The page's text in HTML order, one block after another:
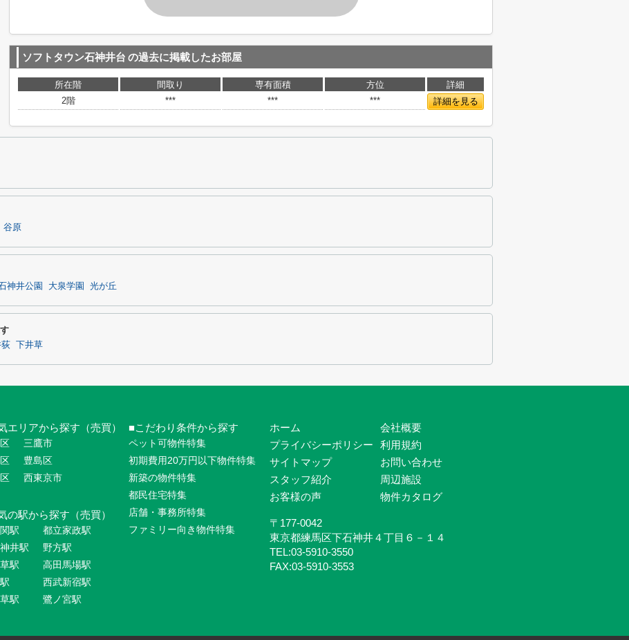
ソフトタウン石神井台 の過去に掲載したお部屋
所在階 間取り 専有面積 方位
詳細
2階
*** *** *** 詳細を見る
谷原
神井公園 大泉学園 光が丘
下井草
エリアから探す（売買）
三鷹市
豊島区
西東京市
の駅から探す（売買）
駅
神井駅
草駅
駅
都立家政駅
野方駅
高田馬場駅
西武新宿駅
鷺ノ宮駅
こだわり条件から探す
ペット可物件特集
初期費用20万円以下物件特集
新築の物件特集
都民住宅特集
店舗・事務所特集
ファミリー向き物件特集
ホーム
会社概要
プライバシーポリシー
利用規約
サイトマップ
お問い合わせ
スタッフ紹介
周辺施設
お客様の声
物件カタログ
〒177-0042
東京都練馬区下石神井４丁目６－１４
TEL:03-5910-3550
FAX:03-5910-3553